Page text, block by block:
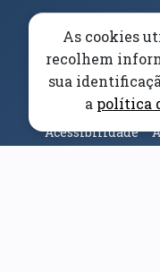
Elogios, Sugestões
Acessibilidade
As cookies
recolhem
sua
a política